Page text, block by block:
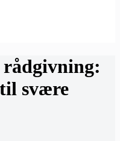
rådgivning:
svære